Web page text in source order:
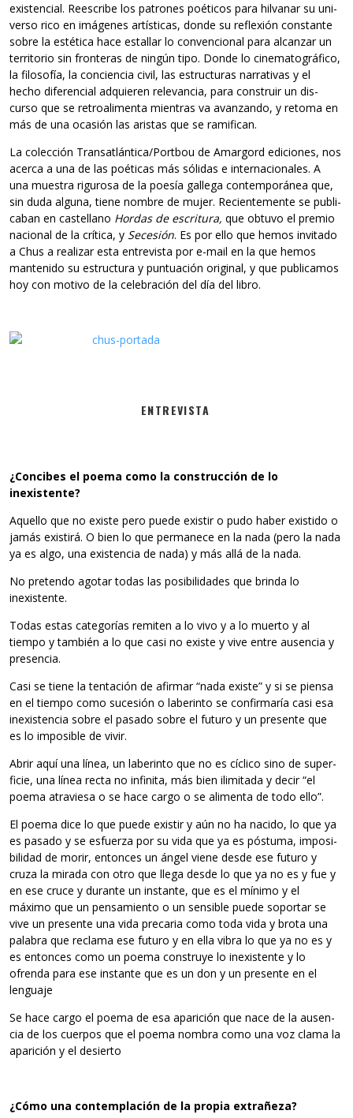
exis­ten­cial. Rees­cribe los patro­nes poé­ti­cos para hil­va­nar su uni­
verso rico en imá­ge­nes artís­ti­cas, donde su refle­xión cons­tante
sobre la esté­tica hace esta­llar lo con­ven­cio­nal para alcan­zar un
terri­to­rio sin fron­te­ras de nin­gún tipo. Donde lo cine­ma­to­grá­fico,
la filo­so­fía, la con­cien­cia civil, las estruc­tu­ras narra­ti­vas y el
hecho dife­ren­cial adquie­ren rele­van­cia, para cons­truir un dis­
curso que se retro­ali­menta mien­tras va avan­zando, y retoma en
más de una oca­sión las aris­tas que se ramifican.
La colec­ción Transatlántica/Portbou de Amar­gord edi­cio­nes, nos
acerca a una de las poé­ti­cas más sóli­das e inter­na­cio­na­les. A
una mues­tra rigu­rosa de la poe­sía gallega con­tem­po­rá­nea que,
sin duda alguna, tiene nom­bre de mujer. Recien­te­mente se publi­
ca­ban en cas­te­llano Hor­das de escri­tura, que obtuvo el pre­mio
nacio­nal de la crí­tica, y Sece­sión. Es por ello que hemos invi­tado
a Chus a rea­li­zar esta entre­vista por e-mail en la que hemos
man­te­nido su estruc­tura y pun­tua­ción ori­gi­nal, y que publi­ca­mos
hoy con motivo de la cele­bra­ción del día del libro.
ENTREVISTA
¿Con­ci­bes el poema como la cons­truc­ción de lo
inexistente?
Aque­llo que no existe pero puede exis­tir o pudo haber exis­tido o
jamás exis­tirá. O bien lo que per­ma­nece en la nada (pero la nada
ya es algo, una exis­ten­cia de nada) y más allá de la nada.
No pre­tendo ago­tar todas las posi­bi­li­da­des que brinda lo
inexistente.
Todas estas cate­go­rías remi­ten a lo vivo y a lo muerto y al
tiempo y tam­bién a lo que casi no existe y vive entre ausen­cia y
presencia.
Casi se tiene la ten­ta­ción de afir­mar “nada existe” y si se piensa
en el tiempo como suce­sión o labe­rinto se con­fir­ma­ría casi esa
inexis­ten­cia sobre el pasado sobre el futuro y un pre­sente que
es lo impo­si­ble de vivir.
Abrir aquí una línea, un labe­rinto que no es cíclico sino de super­
fi­cie, una línea recta no infi­nita, más bien ili­mi­tada y decir “el
poema atra­viesa o se hace cargo o se ali­menta de todo ello”.
El poema dice lo que puede exis­tir y aún no ha nacido, lo que ya
es pasado y se esfuerza por su vida que ya es pós­tuma, impo­si­
bi­li­dad de morir, enton­ces un ángel viene desde ese futuro y
cruza la mirada con otro que llega desde lo que ya no es y fue y
en ese cruce y durante un ins­tante, que es el mínimo y el
máximo que un pen­sa­miento o un sen­si­ble puede sopor­tar se
vive un pre­sente una vida pre­ca­ria como toda vida y brota una
pala­bra que reclama ese futuro y en ella vibra lo que ya no es y
es enton­ces como un poema cons­truye lo inexis­tente y lo
ofrenda para ese ins­tante que es un don y un pre­sente en el
lenguaje
Se hace cargo el poema de esa apa­ri­ción que nace de la ausen­
cia de los cuer­pos que el poema nom­bra como una voz clama la
apa­ri­ción y el desierto
¿Cómo una con­tem­pla­ción de la pro­pia extrañeza?